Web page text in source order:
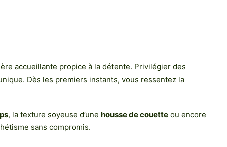
accueillante propice à la détente. Privilégier des
Dès les premiers instants, vous ressentez la
, la texture soyeuse d’une housse de couette ou encore
sans compromis.